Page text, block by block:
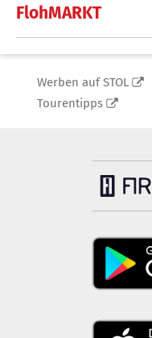
FlohMARKT
Werben auf STOL
Tourentipps